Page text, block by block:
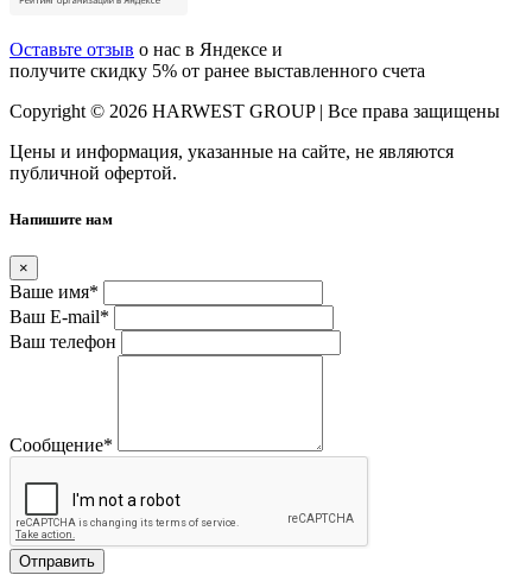
Оставьте отзыв о нас в Яндексе и
получите скидку 5% от ранее выставленного счета
Copyright © 2026 HARWEST GROUP | Все права защищены
Цены и информация, указанные на сайте, не являются
публичной офертой.
Напишите нам
×
Ваше имя*
Ваш E-mail*
Ваш телефон
Сообщение*